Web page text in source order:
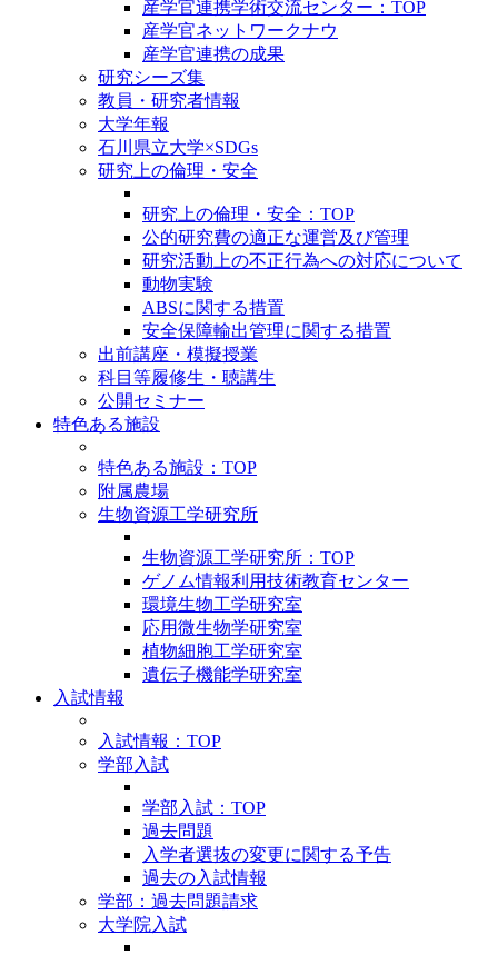
産学官連携学術交流センター：TOP
産学官ネットワークナウ
産学官連携の成果
研究シーズ集
教員・研究者情報
大学年報
石川県立大学×SDGs
研究上の倫理・安全
研究上の倫理・安全：TOP
公的研究費の適正な運営及び管理
研究活動上の不正行為への対応について
動物実験
ABSに関する措置
安全保障輸出管理に関する措置
出前講座・模擬授業
科目等履修生・聴講生
公開セミナー
特色ある施設
特色ある施設：TOP
附属農場
生物資源工学研究所
生物資源工学研究所：TOP
ゲノム情報利用技術教育センター
環境生物工学研究室
応用微生物学研究室
植物細胞工学研究室
遺伝子機能学研究室
入試情報
入試情報：TOP
学部入試
学部入試：TOP
過去問題
入学者選抜の変更に関する予告
過去の入試情報
学部：過去問題請求
大学院入試